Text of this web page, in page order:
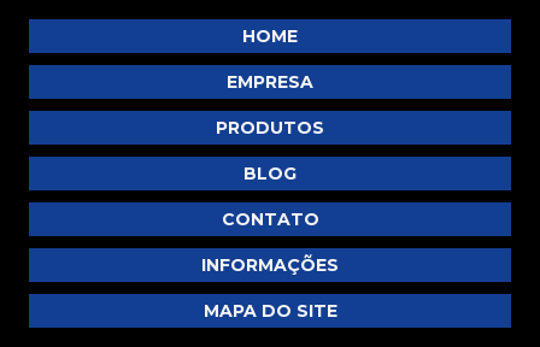
HOME
EMPRESA
PRODUTOS
BLOG
CONTATO
INFORMAÇÕES
MAPA DO SITE